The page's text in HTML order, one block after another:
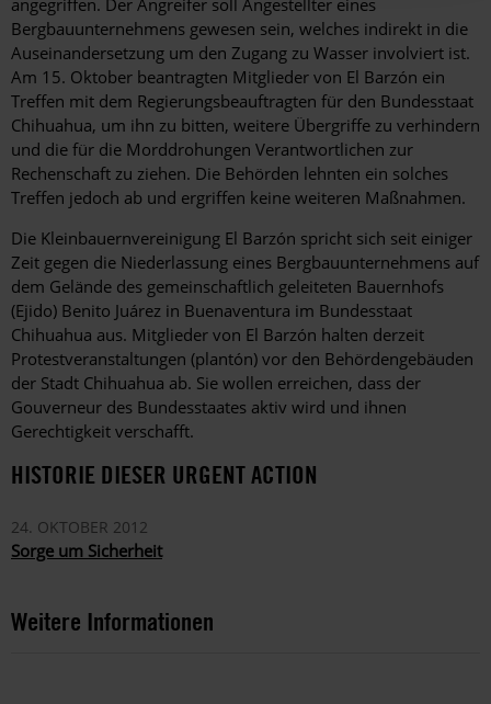
angegriffen. Der Angreifer soll Angestellter eines
Bergbauunternehmens gewesen sein, welches indirekt in die
Auseinandersetzung um den Zugang zu Wasser involviert ist.
Am 15. Oktober beantragten Mitglieder von El Barzón ein
Treffen mit dem Regierungsbeauftragten für den Bundesstaat
Chihuahua, um ihn zu bitten, weitere Übergriffe zu verhindern
und die für die Morddrohungen Verantwortlichen zur
Rechenschaft zu ziehen. Die Behörden lehnten ein solches
Treffen jedoch ab und ergriffen keine weiteren Maßnahmen.
Die Kleinbauernvereinigung El Barzón spricht sich seit einiger
Zeit gegen die Niederlassung eines Bergbauunternehmens auf
dem Gelände des gemeinschaftlich geleiteten Bauernhofs
(Ejido) Benito Juárez in Buenaventura im Bundesstaat
Chihuahua aus. Mitglieder von El Barzón halten derzeit
Protestveranstaltungen (plantón) vor den Behördengebäuden
der Stadt Chihuahua ab. Sie wollen erreichen, dass der
Gouverneur des Bundesstaates aktiv wird und ihnen
Gerechtigkeit verschafft.
HISTORIE DIESER URGENT ACTION
24. OKTOBER 2012
Sorge um Sicherheit
Weitere Informationen